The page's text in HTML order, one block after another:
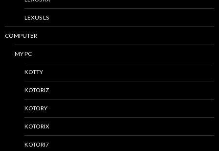
LEXUS LS
COMPUTER
MY PC
KOTTY
KOTORIZ
KOTORY
KOTORIX
KOTORI7